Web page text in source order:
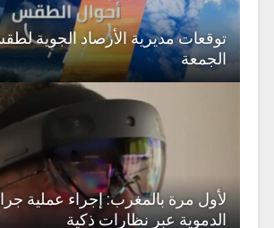
توقعات مديرية الأرصاد الجوية
الجمعة
لأول مرة بالمغرب: إجراء عملية
الدموية عبر نظارات ذكية